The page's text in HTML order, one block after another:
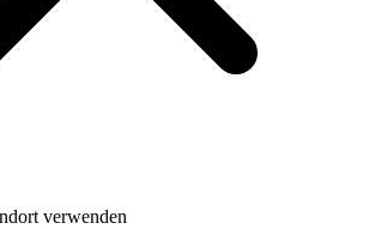
verwenden